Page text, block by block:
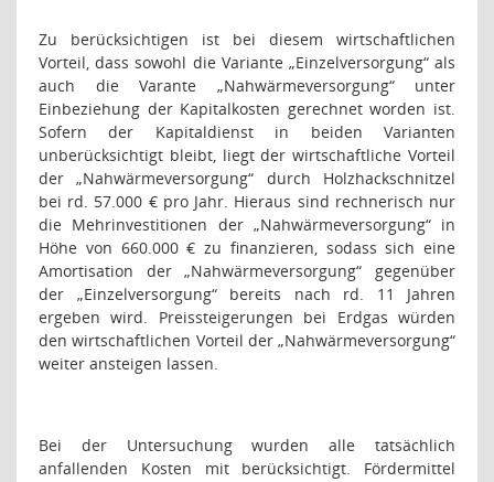
Zu berücksichtigen ist bei diesem wirtschaftlichen
Vorteil, dass sowohl die Variante „Einzelversorgung“ als
auch die Varante „Nahwärmeversorgung“ unter
Einbeziehung der Kapitalkosten gerechnet worden ist.
Sofern der Kapitaldienst in beiden Varianten
unberücksichtigt bleibt, liegt der wirtschaftliche Vorteil
der „Nahwärmeversorgung“ durch Holzhackschnitzel
bei rd. 57.000 € pro Jahr. Hieraus sind rechnerisch nur
die Mehrinvestitionen der „Nahwärmeversorgung“ in
Höhe von 660.000 € zu finanzieren, sodass sich eine
Amortisation der „Nahwärmeversorgung“ gegenüber
der „Einzelversorgung“ bereits nach rd. 11 Jahren
ergeben wird. Preissteigerungen bei Erdgas würden
den wirtschaftlichen Vorteil der „Nahwärmeversorgung“
weiter ansteigen lassen.
Bei der Untersuchung wurden alle tatsächlich
anfallenden Kosten mit berücksichtigt. Fördermittel